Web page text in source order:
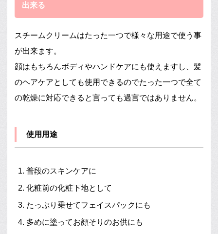
出来る
スチームクリームはたった一つで様々な用途で使う事
が出来ます。
顔はもちろんボディやハンドケアにも使えますし、髪
のヘアケアとしても使用できるのでたった一つで全て
の乾燥に対応できると言っても過言ではありません。
使用用途
普段のスキンケアに
化粧前の化粧下地として
たっぷり乗せてフェイスパックにも
多めに塗ってお顔そりのお供にも